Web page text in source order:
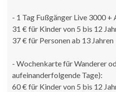
- 1 Tag Fußgänger Live 3000 +
31 € für Kinder von 5 bis 12
37 € für Personen ab 13 Jahren
- Wochenkarte für Wanderer
aufeinanderfolgende Tage):
60 € für Kinder von 5 bis 12